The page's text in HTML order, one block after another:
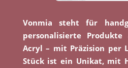
Vonmia steht für
personalisierte
Acryl – mit Präzision per
Stück ist ein Unikat, mit